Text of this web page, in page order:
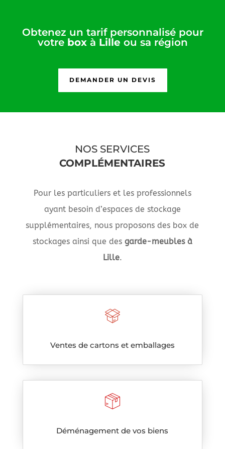
Obtenez un tarif personnalisé pour
votre boxà Lille ou sa région
DEMANDER UN DEVIS
NOS SERVICES
COMPLÉMENTAIRES
Pour les particuliers et les professionnels
ayant besoin d’espaces de stockage
supplémentaires, nous proposons des box de
stockages ainsi que des garde-meubles à
Lille.
Ventes de cartons et emballages
Déménagement de vos biens